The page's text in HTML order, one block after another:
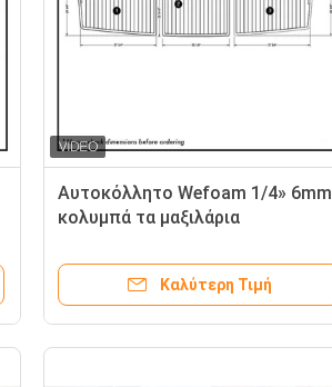
Αυτοκόλλητο Wefoam 1/4» 6mm
κολυμπά τα μαξιλάρια
Καλύτερη Τιμή